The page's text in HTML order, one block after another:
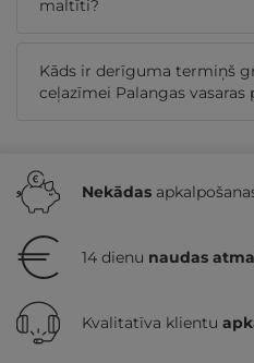
maltīti?
Kāds ir derīguma termiņš
ceļazīmei Palangas vasaras
Nekādas
14 dienu naudas
Kvalitatīva klientu